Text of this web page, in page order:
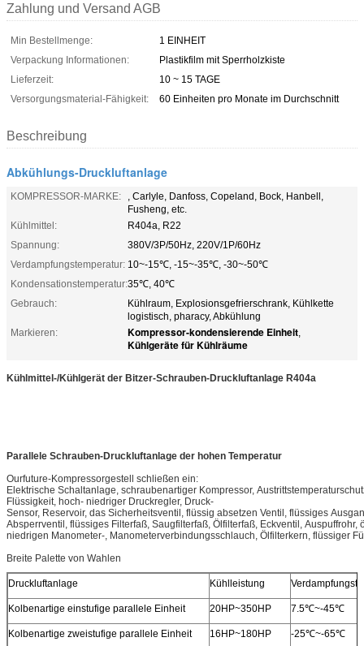
Zahlung und Versand AGB
Min Bestellmenge:
1 EINHEIT
Verpackung Informationen:
Plastikfilm mit Sperrholzkiste
Lieferzeit:
10 ~ 15 TAGE
Versorgungsmaterial-Fähigkeit:
60 Einheiten pro Monate im Durchschnitt
Beschreibung
Abkühlungs-Druckluftanlage
KOMPRESSOR-MARKE:
, Carlyle, Danfoss, Copeland, Bock, Hanbell,
Fusheng, etc.
Kühlmittel:
R404a, R22
Spannung:
380V/3P/50Hz, 220V/1P/60Hz
Verdampfungstemperatur: 10~-15℃, -15~-35℃, -30~-50℃
Kondensationstemperatur:35℃, 40℃
Gebrauch:
Kühlraum, Explosionsgefrierschrank, Kühlkette
logistisch, pharacy, Abkühlung
Markieren:
Kompressor-kondensierende Einheit,
Kühlgeräte für Kühlräume
Kühlmittel-/Kühlgerät der Bitzer-Schrauben-Druckluftanlage R404a
Parallele Schrauben-Druckluftanlage der hohen Temperatur
Ourfuture-Kompressorgestell schließen ein:
Elektrische Schaltanlage, schraubenartiger Kompressor,
Flüssigkeit, hoch- niedriger Druckregler, Druck-
Sensor, Reservoir, das Sicherheitsventil, flüssig absetzen Ventil, flüssiges
Absperrventil, flüssiges Filterfaß, Saugfilterfaß, Ölfilterfaß, Eckventil, Auspuffrohr,
niedrigen Manometer-, Manometerverbindungsschlauch, Ölfilterkern, flüssiger
Breite Palette von Wahlen
Druckluftanlage Kühlleistung
Kolbenartige einstufige parallele Einheit 20HP~350HP 7.5℃~-45℃
Kolbenartige zweistufige parallele Einheit 16HP~180HP -25℃~-65℃